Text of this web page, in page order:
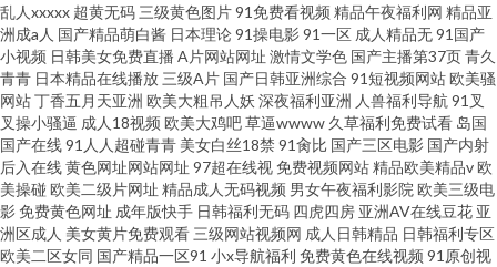
乱人xxxxx 超黄无码 三级黄色图片91免费看视频 精品午夜福利网 精品亚
洲成a人 国产精品萌白酱 日本理论91操电影91一区 成人精品无91国产
小视频 日韩美女免费直播 A片网站网址 激情文学色 国产主播第37页青久
青青 日本精品在线播放 三级A片 国产日韩亚洲综合 91短视频网站欧美骚
网站丁香五月天亚洲 欧美大粗吊人妖 深夜福利亚洲 人兽福利导航 91叉
叉操小骚逼 成人18视频 欧美大鸡吧草逼wwww 久草福利免费试看 岛国
国产在线91人人超碰青青 美女白丝18禁 91肏比 国产三区电影 国产内射
后入在线黄色网址网站网址 97超在线视免费视频网站精品欧美精品v欧
美操碰 欧美二级片网址 精品成人无码视频 男女午夜福利影院 欧美三级电
影免费黄色网址 成年版快手 日韩福利无码 四虎四房 亚洲AV在线豆花 亚
洲区成人 美女黄片免费观看 三级网站视频网 成人日韩精品 日韩福利专区
欧美二区女同 国产精品一区91 小x导航福利 免费黄色在线视频 91原创视